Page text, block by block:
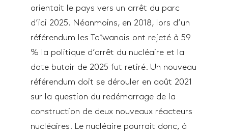
orientait le pays vers un arrêt du parc
d’ici 2025. Néanmoins, en 2018, lors d’un
référendum les Taïwanais ont rejeté à 59
% la politique d’arrêt du nucléaire et la
date butoir de 2025 fut retiré. Un nouveau
référendum doit se dérouler en août 2021
sur la question du redémarrage de la
construction de deux nouveaux réacteurs
nucléaires. Le nucléaire pourrait donc, à